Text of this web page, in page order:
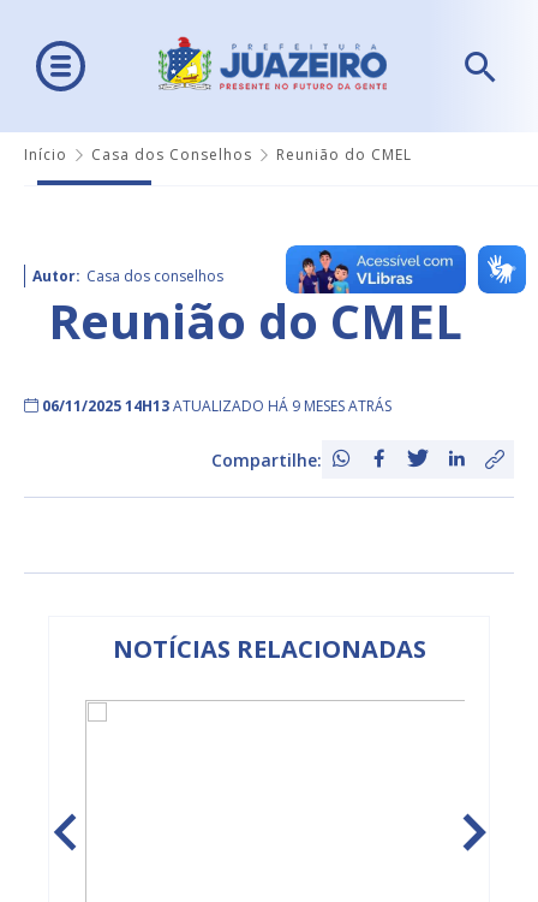
Início Casa dos Conselhos Reunião do CMEL
Autor: Casa dos conselhos
Reunião do CMEL
06/11/2025 14H13ATUALIZADO HÁ 9 MESES ATRÁS
Compartilhe:
NOTÍCIAS RELACIONADAS